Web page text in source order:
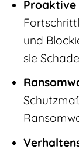
Proaktive
und
sie